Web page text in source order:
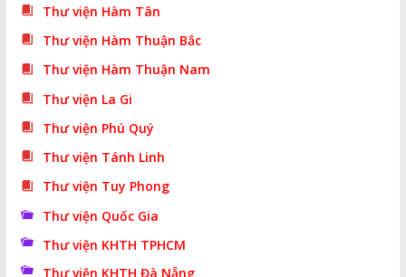
Thư viện Hàm Tân
Thư viện Hàm Thuận Bắc
Thư viện Hàm Thuận Nam
Thư viện La Gi
Thư viện Phú Quý
Thư viện Tánh Linh
Thư viện Tuy Phong
Thư viện Quốc Gia
Thư viện KHTH TPHCM
Thư viện KHTH Đà Nẵng